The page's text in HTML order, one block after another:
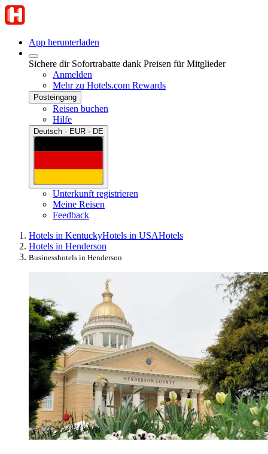
App herunterladen
Sichere dir Sofortrabatte dank Preisen für Mitglieder
Anmelden
Mehr zu Hotels.com Rewards
Posteingang
Reisen buchen
Hilfe
Deutsch · EUR · DE
Unterkunft registrieren
Meine Reisen
Feedback
Hotels in KentuckyHotels in USAHotels
Hotels in Henderson
Businesshotels in Henderson